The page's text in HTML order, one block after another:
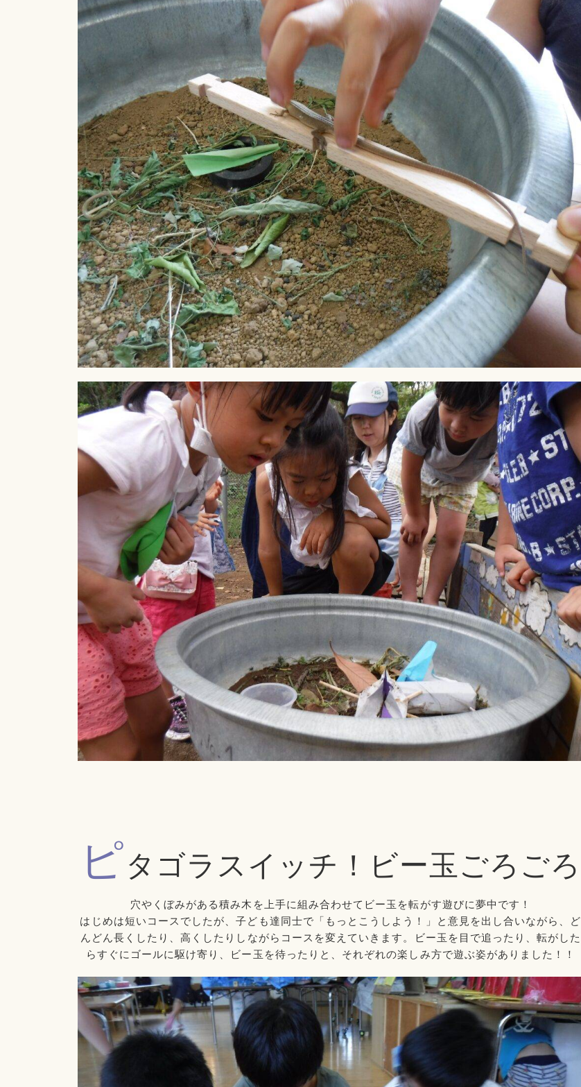
ピタゴラスイッチ！ビー玉ごろごろ
穴やくぼみがある積み木を上手に組み合わせてビー玉を転がす遊びに夢中です！
はじめは短いコースでしたが、子ども達同士で「もっとこうしよう！」と意見を出し合いながら、ど
んどん長くしたり、高くしたりしながらコースを変えていきます。ビー玉を目で追ったり、転がした
らすぐにゴールに駆け寄り、ビー玉を待ったりと、それぞれの楽しみ方で遊ぶ姿がありました！！